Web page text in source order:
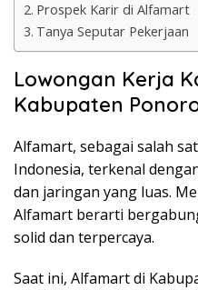
Prospek Karir di Alfamart
Tanya Seputar Pekerjaan
Lowongan Kerja
Kabupaten
Alfamart, sebagai salah
Indonesia, terkenal
dan jaringan yang luas.
Alfamart berarti
solid dan terpercaya.
Saat ini, Alfamart di